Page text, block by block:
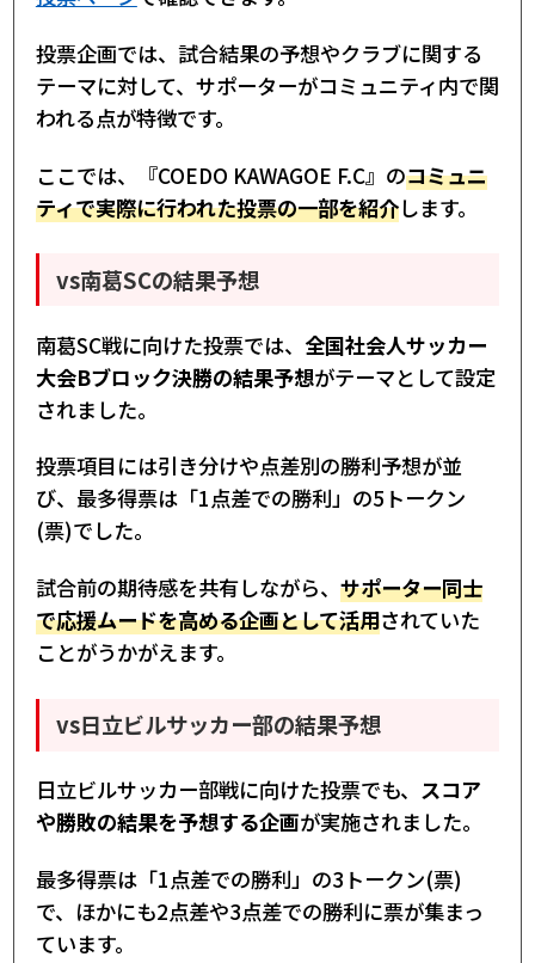
投票企画では、試合結果の予想やクラブに関する
テーマに対して、サポーターがコミュニティ内で関
われる点が特徴です。
ここでは、『COEDO KAWAGOE F.C』のコミュニ
ティで実際に行われた投票の一部を紹介します。
vs南葛SCの結果予想
南葛SC戦に向けた投票では、 全国社会人サッカー
大会Bブロック決勝の結果予想がテーマとして設定
されました。
投票項目には引き分けや点差別の勝利予想が並
び、最多得票は「1点差での勝利」の5トークン
(票)でした。
試合前の期待感を共有しながら、 サポーター同士
で応援ムードを高める企画として活用されていた
ことがうかがえます。
vs日立ビルサッカー部の結果予想
日立ビルサッカー部戦に向けた投票でも、 スコア
や勝敗の結果を予想する企画が実施されました。
最多得票は「1点差での勝利」の3トークン(票)
で、ほかにも2点差や3点差での勝利に票が集まっ
ています。